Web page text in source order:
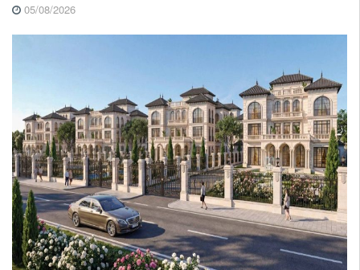
05/08/2026